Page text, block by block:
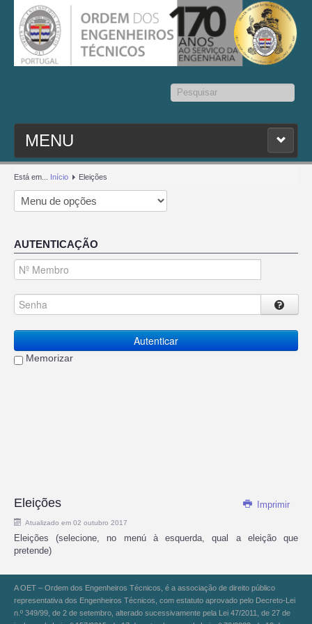
Pesquisar...
MENU
PESQ. MEMBROS
ESTATUTO
CONTACTOS
SEDAP
Está em... Início Eleições
AUTENTICAÇÃO
Autenticar
Memorizar
Imprimir
Eleições
Atualizado em 02 outubro 2017
Eleições (selecione, no menú à esquerda, qual a eleição que
pretende)
A OET – Ordem dos Engenheiros Técnicos, é a associação de direito público
representativa dos Engenheiros Técnicos, com estatuto aprovado pelo Decreto-Lei
n.º 349/99, de 2 de setembro, alterado sucessivamente pela Lei 47/2011, de 27 de